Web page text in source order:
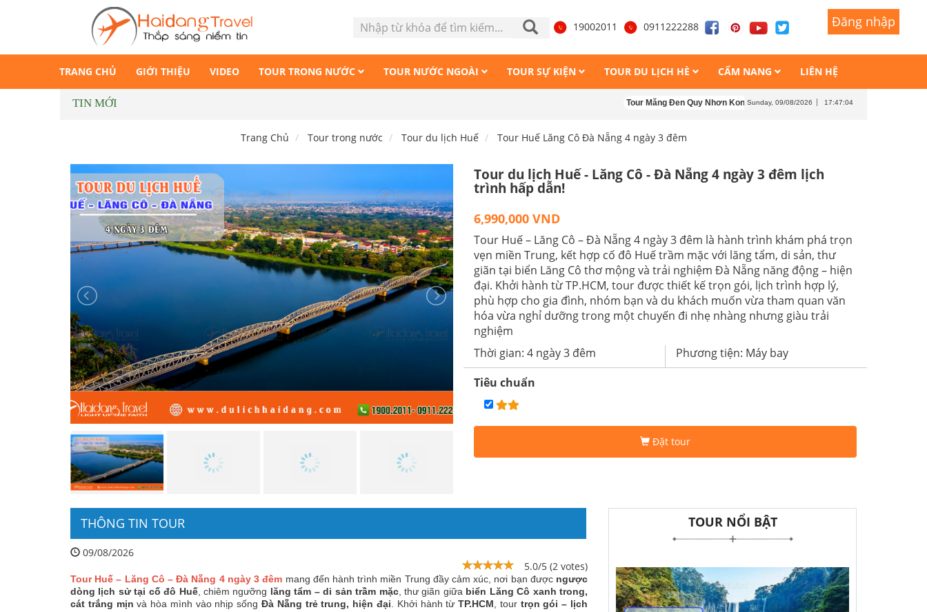
Đăng nhập
19002011 0911222288 Đăng nhập
TRANG CHỦ GIỚI THIỆU VIDEO TOUR TRONG NƯỚC TOUR NƯỚC NGOÀI TOUR SỰ KIỆN TOUR DU LỊCH HÈ CẨM NANG LIÊN HỆ
TIN MỚI Tour Măng Đen Quy Nhơn Kon Tum 4 ngày 4 đêm Tour Măng Đen - Kon Tum - Buôn
Sunday, 09/08/2026 17:47:06
Trang Chủ Tour trong nước Tour du lịch Huế Tour Huế Lăng Cô Đà Nẵng 4 ngày 3 đêm
Tour du lịch Huế - Lăng Cô - Đà Nẵng 4 ngày 3 đêm lịch
trình hấp dẫn!
6,990,000 VND
Tour Huế – Lăng Cô – Đà Nẵng 4 ngày 3 đêm là hành trình khám phá trọn
vẹn miền Trung, kết hợp cố đô Huế trầm mặc với lăng tẩm, di sản, thư
giãn tại biển Lăng Cô thơ mộng và trải nghiệm Đà Nẵng năng động – hiện
đại. Khởi hành từ TP.HCM, tour được thiết kế trọn gói, lịch trình hợp lý,
phù hợp cho gia đình, nhóm bạn và du khách muốn vừa tham quan văn
hóa vừa nghỉ dưỡng trong một chuyến đi nhẹ nhàng nhưng giàu trải
nghiệm
Thời gian: 4 ngày 3 đêm
Phương tiện: Máy bay
Tiêu chuẩn
Đặt tour
THÔNG TIN TOUR
09/08/2026
5.0/5 (2 votes)
Tour Huế – Lăng Cô – Đà Nẵng 4 ngày 3 đêm mang đến hành trình miền Trung đầy cảm xúc, nơi bạn được ngược
dòng lịch sử tại cố đô Huế, chiêm ngưỡng lăng tẩm – di sản trầm mặc, thư giãn giữa biển Lăng Cô xanh trong,
cát trắng mịn và hòa mình vào nhịp sốngĐà Nẵng trẻ trung, hiện đại . Khởi hành từTP.HCM , tour trọn gói – lịch
TOUR NỔI BẬT